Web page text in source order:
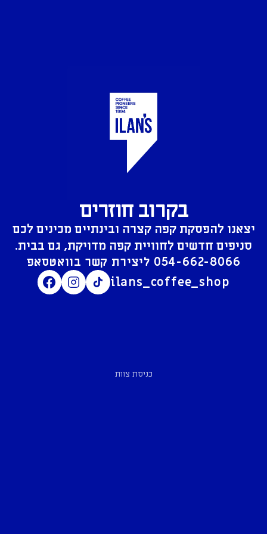
בקרוב חוזרים
יצאנו להפסקת קפה קצרה ובינתיים מכינים לכם
סניפים חדשים לחוויית קפה מדויקת, גם בבית.
054-662-8066
ilans_coffee_shop
כניסת צוות